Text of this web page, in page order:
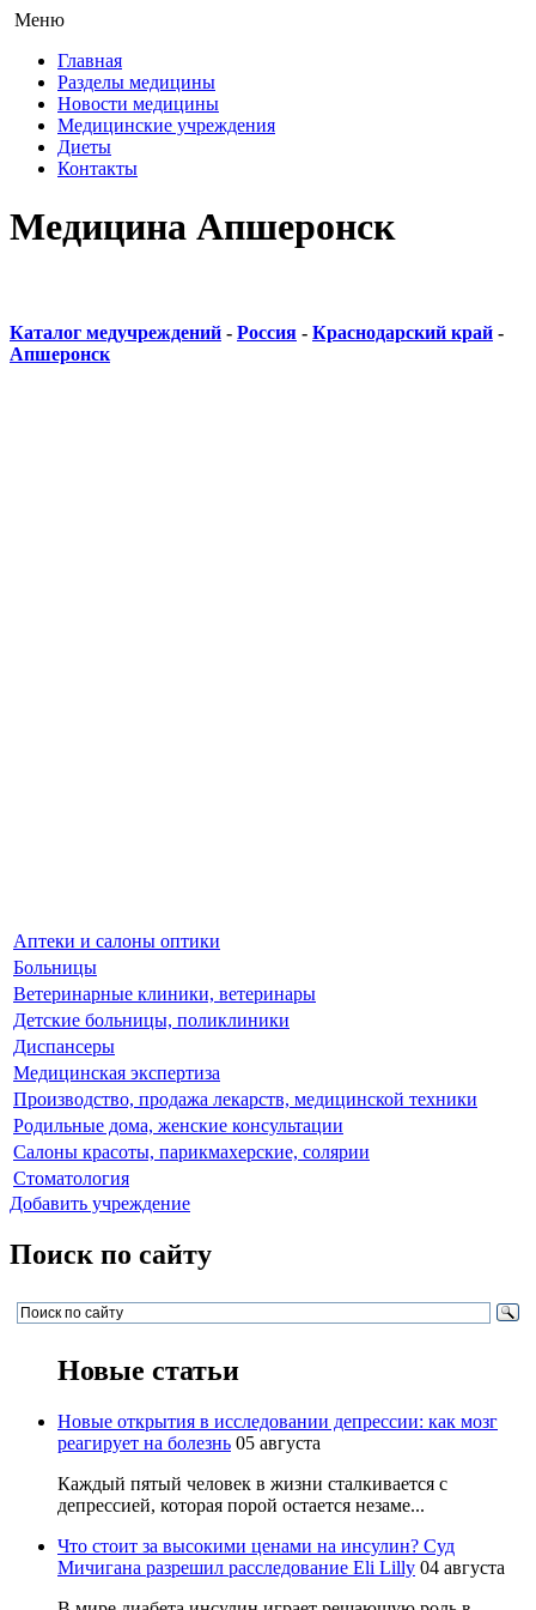
Меню
Главная
Разделы медицины
Новости медицины
Медицинские учреждения
Диеты
Контакты
Медицина Апшеронск
Каталог медучреждений - Россия - Краснодарский край -
Апшеронск
Аптеки и салоны оптики
Больницы
Ветеринарные клиники, ветеринары
Детские больницы, поликлиники
Диспансеры
Медицинская экспертиза
Производство, продажа лекарств, медицинской техники
Родильные дома, женские консультации
Салоны красоты, парикмахерские, солярии
Стоматология
Добавить учреждение
Поиск по сайту
Новые статьи
Новые открытия в исследовании депрессии: как мозг
реагирует на болезнь 05 августа
Каждый пятый человек в жизни сталкивается с
депрессией, которая порой остается незаме...
Что стоит за высокими ценами на инсулин? Суд
Мичигана разрешил расследование Eli Lilly 04 августа